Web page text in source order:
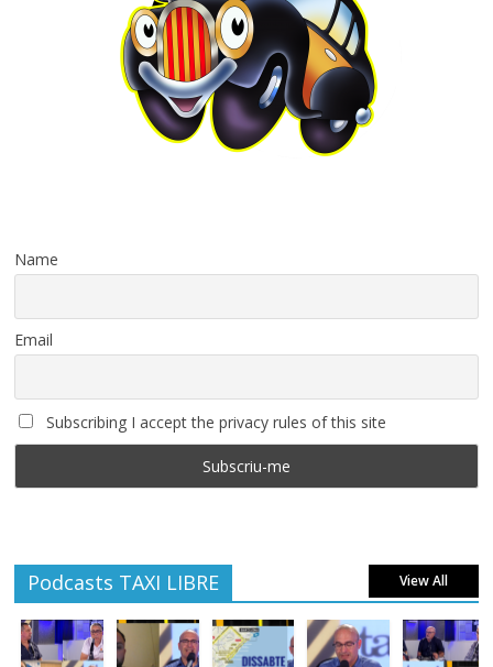
Name
Email
Subscribing I accept the privacy rules of this site
Podcasts TAXI LIBRE View All